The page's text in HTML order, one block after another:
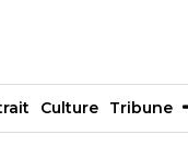
Culture Tribune